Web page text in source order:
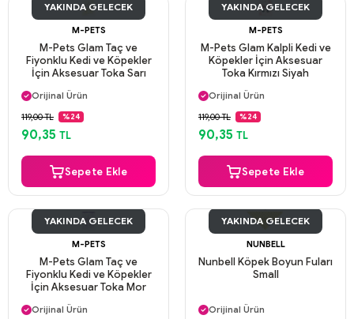
YAKINDA GELECEK
M-PETS
M-Pets Glam Taç ve
Fiyonklu Kedi ve Köpekler
İçin Aksesuar Toka Sarı
Aynı Gün Kargo
Orijinal Ürün
Güvenli Ödeme
Aynı Gün Kargo
119,00 TL %24
90,35 TL
Sepete Ekle
YAKINDA GELECEK
M-PETS
M-Pets Glam Kalpli Kedi ve
Köpekler İçin Aksesuar
Toka Kırmızı Siyah
Aynı Gün Kargo
Orijinal Ürün
Güvenli Ödeme
Aynı Gün Kargo
119,00 TL %24
90,35 TL
Sepete Ekle
YAKINDA GELECEK
M-PETS
M-Pets Glam Taç ve
Fiyonklu Kedi ve Köpekler
İçin Aksesuar Toka Mor
Aynı Gün Kargo
Orijinal Ürün
YAKINDA GELECEK
NUNBELL
Nunbell Köpek Boyun Fuları
Small
Orijinal Ürün